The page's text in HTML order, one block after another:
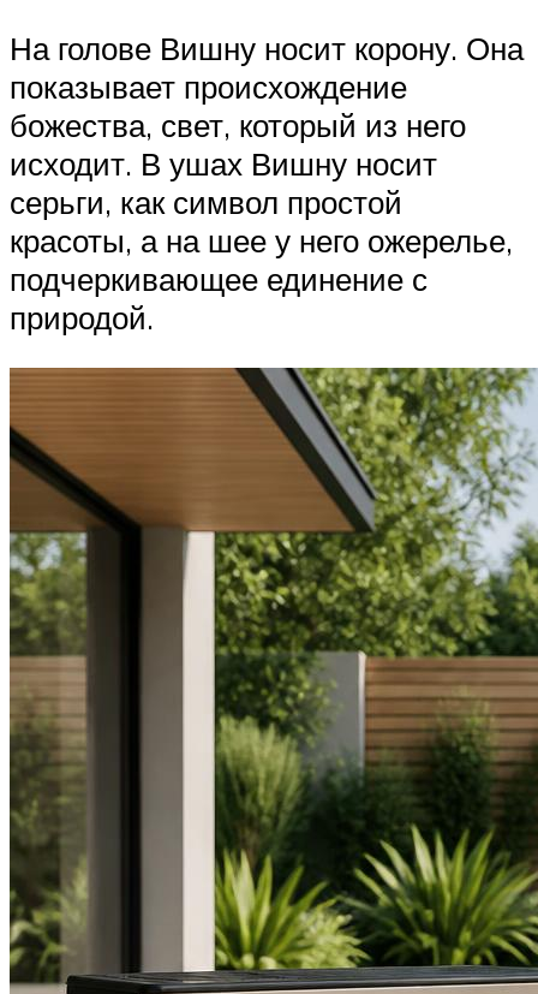
На голове Вишну носит корону. Она
показывает происхождение
божества, свет, который из него
исходит. В ушах Вишну носит
серьги, как символ простой
красоты, а на шее у него ожерелье,
подчеркивающее единение с
природой.